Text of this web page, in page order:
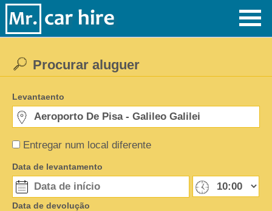
Entregar num local diferente
Procurar aluguer
Levantaento
Data de levantamento
Data de devolução